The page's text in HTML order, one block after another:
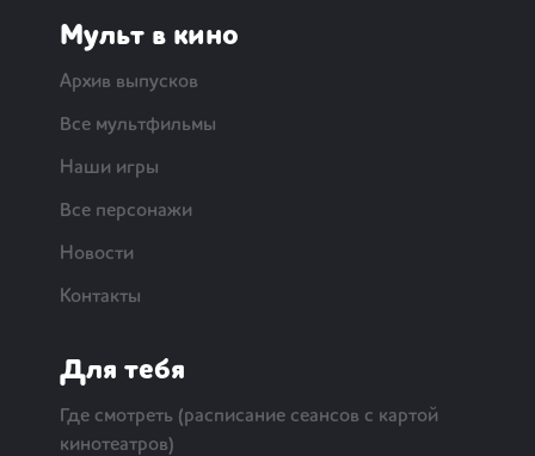
Мульт в кино
Архив выпусков
Все мультфильмы
Наши игры
Все персонажи
Новости
Контакты
Для тебя
Где смотреть (расписание сеансов с картой
кинотеатров)